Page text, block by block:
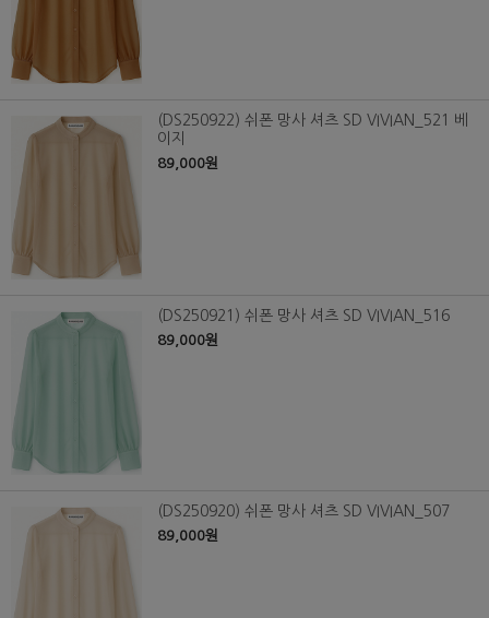
(DS250922) 쉬폰 망사 셔츠 SD VIVIAN_521 베
이지
89,000원
(DS250921) 쉬폰 망사 셔츠 SD VIVIAN_516
89,000원
(DS250920) 쉬폰 망사 셔츠 SD VIVIAN_507
89,000원